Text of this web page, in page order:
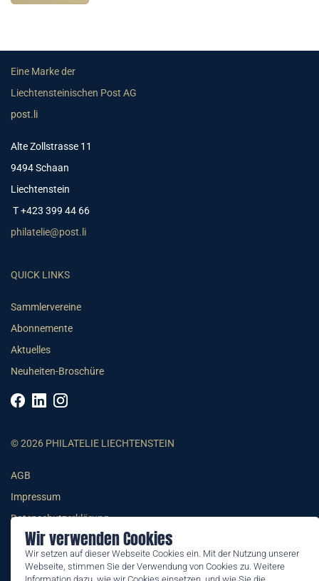
Wir verwenden Cookies
Wir setzen auf dieser Webseite Cookies ein. Mit der Nutzung unserer
Webseite, stimmen Sie der Verwendung von Cookies zu. Weitere
Eine Marke der
Liechtensteinischen Post AG
post.li
Alte Zollstrasse 11
9494 Schaan
Liechtenstein
T +423 399 44 66
philatelie@post.li
QUICK LINKS
Sammlervereine
Abonnemente
Aktuelles
Neuheiten-Broschüre
© 2026 PHILATELIE LIECHTENSTEIN
AGB
Impressum
Datenschutzerklärung